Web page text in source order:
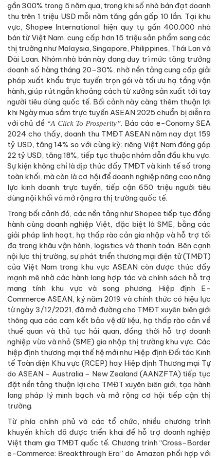
gần 300% trong 5 năm qua, trong khi số nhà bán đạt doanh
thu trên 1 triệu USD mỗi năm tăng gần gấp 10 lần. Tại khu
vực, Shopee International hiện quy tụ gần 400.000 nhà
bán từ Việt Nam, cung cấp hơn 15 triệu sản phẩm sang các
thị trường như Malaysia, Singapore, Philippines, Thái Lan và
Đài Loan. Nhóm nhà bán này đang duy trì mức tăng trưởng
doanh số hàng tháng 20–30%, nhờ nền tảng cung cấp giải
pháp xuất khẩu trực tuyến trọn gói và tối ưu hạ tầng vận
hành, giúp rút ngắn khoảng cách từ xưởng sản xuất tới tay
người tiêu dùng quốc tế. Bối cảnh này càng thêm thuận lợi
khi Ngày mua sắm trực tuyến ASEAN 2025 chuẩn bị diễn ra
với chủ đề “A Click To Prosperity”. Báo cáo e-Conomy SEA
2024 cho thấy, doanh thu TMĐT ASEAN năm nay đạt 159
tỷ USD, tăng 14% so với cùng kỳ; riêng Việt Nam đóng góp
22 tỷ USD, tăng 18%, tiếp tục thuộc nhóm dẫn đầu khu vực.
Sự kiện không chỉ là dịp thúc đẩy TMĐT và kinh tế số trong
toàn khối, mà còn là cơ hội để doanh nghiệp nâng cao năng
lực kinh doanh trực tuyến, tiếp cận 650 triệu người tiêu
dùng nội khối và mở rộng ra thị trường quốc tế.
Trong bối cảnh đó, các nền tảng như Shopee tiếp tục đồng
hành cùng doanh nghiệp Việt, đặc biệt là SME, bằng các
giải pháp linh hoạt, hạ thấp rào cản gia nhập và hỗ trợ tối
đa trong khâu vận hành, logistics và thanh toán. Bên cạnh
nội lực thị trường, sự phát triển thương mại điện tử (TMĐT)
của Việt Nam trong khu vực ASEAN còn được thúc đẩy
mạnh mẽ nhờ các hành lang hợp tác và chính sách hỗ trợ
mang tính khu vực và song phương. Hiệp định E-
Commerce ASEAN, ký năm 2019 và chính thức có hiệu lực
từ ngày 3/12/2021, đã mở đường cho TMĐT xuyên biên giới
thông qua các cam kết bảo vệ dữ liệu, hạ thấp rào cản về
thuế quan và thủ tục hải quan, đồng thời hỗ trợ doanh
nghiệp vừa và nhỏ (SME) gia nhập thị trường khu vực. Các
hiệp định thương mại thế hệ mới như Hiệp định Đối tác Kinh
tế Toàn diện Khu vực (RCEP) hay Hiệp định Thương mại Tự
do ASEAN – Australia – New Zealand (AANZFTA) tiếp tục
đặt nền tảng thuận lợi cho TMĐT xuyên biên giới, tạo hành
lang pháp lý minh bạch và mở rộng cơ hội tiếp cận thị
trường.
Từ phía chính phủ và các tổ chức, nhiều chương trình
khuyến khích đã được triển khai để hỗ trợ doanh nghiệp
Việt tham gia TMĐT quốc tế. Chương trình “Cross-Border
e-Commerce: Breakthrough Era” do Amazon phối hợp với